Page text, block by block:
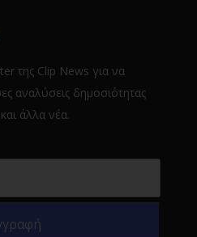
της Clip News για να
αναλύσεις δημοσιότητας
άλλα νέα.